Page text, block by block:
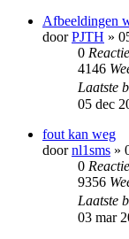
Afbeeldingen
doorPJTH »
0
4146
Laatste
05 dec
fout kan weg
doornl1sms »
0
9356
Laatste
03 mar